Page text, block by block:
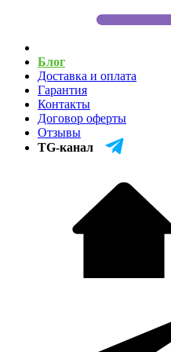
Блог
Доставка и оплата
Гарантия
Контакты
Договор оферты
Отзывы
TG-канал